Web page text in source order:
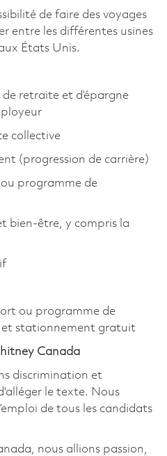
de faire des voyages
entre les différentes usines
États Unis.
retraite et d’épargne
collective
(progression de carrière)
programme de
bien-être, y compris la
ou programme de
stationnement gratuit
Canada
discrimination et
le texte. Nous
de tous les candidats
nous allions passion,